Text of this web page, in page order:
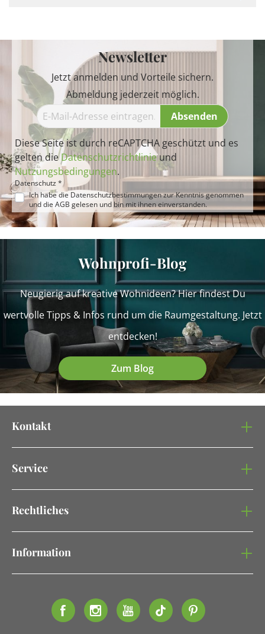
Newsletter
Jetzt anmelden und Vorteile sichern.
Abmeldung jederzeit möglich.
Absenden
Diese Seite ist durch reCAPTCHA geschützt und es
gelten dieDatenschutzrichtlinieund
Nutzungsbedingungen.
Datenschutz *
Ich habe die Datenschutzbestimmungenzur Kenntnis genommen
und die AGB gelesen und bin mit ihnen einverstanden.
Wohnprofi-Blog
Neugierig auf kreative Wohnideen? Hier findest Du
wertvolle Tipps & Infos rund um die Raumgestaltung. Jetzt
entdecken!
Zum Blog
Kontakt
Service
Rechtliches
Information